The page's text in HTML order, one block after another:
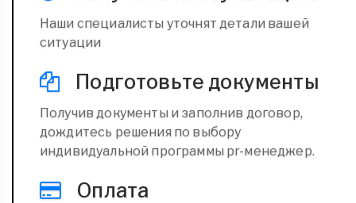
Наши специалисты уточнят детали вашей
ситуации
Подготовьте документы
Получив документы и заполнив договор,
дождитесь решения по выбору
индивидуальной программы pr-менеджер.
Оплата